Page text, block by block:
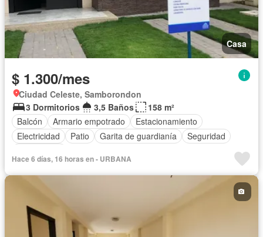
Casa
$ 1.300/mes
Ciudad Celeste, Samborondon
3 Dormitorios
3,5 Baños
158 m²
Balcón
Armario empotrado
Estacionamiento
Electricidad
Patio Garita de guardianía
Seguridad
Hace 6 días, 16 horas en - URBANA